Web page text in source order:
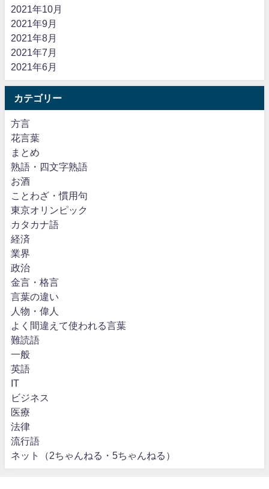
2021年10月
2021年9月
2021年8月
2021年7月
2021年6月
カテゴリー
方言
花言葉
まとめ
熟語・四文字熟語
お酒
ことわざ・慣用句
東京オリンピック
カタカナ語
経済
業界
政治
金言・格言
言葉の違い
人物・偉人
よく間違えて使われる言葉
難読語
一般
英語
IT
ビジネス
医療
法律
流行語
ネット（2ちゃんねる・5ちゃんねる）